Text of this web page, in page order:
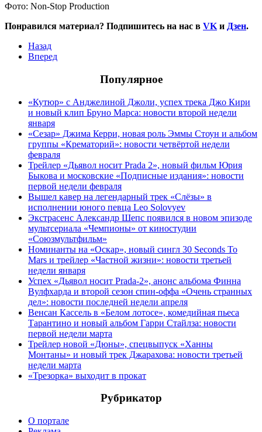
Фото: Non-Stop Production
Понравился материал? Подпишитесь на нас в VK и Дзен.
Назад
Вперед
Популярное
«Кутюр» с Анджелиной Джоли, успех трека Джо Кири
и новый клип Бруно Марса: новости второй недели
января
«Сезар» Джима Керри, новая роль Эммы Стоун и альбом
группы «Крематорий»: новости четвёртой недели
февраля
Трейлер «Дьявол носит Prada 2», новый фильм Юрия
Быкова и московские «Подписные издания»: новости
первой недели февраля
Вышел кавер на легендарный трек «Слёзы» в
исполнении юного певца Leo Solovyev
Экстрасенс Александр Шепс появился в новом эпизоде
мультсериала «Чемпионы» от киностудии
«Союзмультфильм»
Номинанты на «Оскар», новый сингл 30 Seconds To
Mars и трейлер «Частной жизни»: новости третьей
недели января
Успех «Дьявол носит Prada-2», анонс альбома Финна
Вулфхарда и второй сезон спин-оффа «Очень странных
дел»: новости последней недели апреля
Венсан Кассель в «Белом лотосе», комедийная пьеса
Тарантино и новый альбом Гарри Стайлза: новости
первой недели марта
Трейлер новой «Дюны», спецвыпуск «Ханны
Монтаны» и новый трек Джарахова: новости третьей
недели марта
«Трезорка» выходит в прокат
Рубрикатор
О портале